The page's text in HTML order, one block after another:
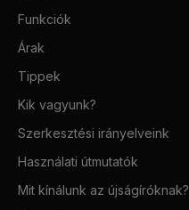
Funkciók
Árak
Tippek
Kik vagyunk?
Szerkesztési irányelveink
Használati útmutatók
Mit kínálunk az újságíróknak?